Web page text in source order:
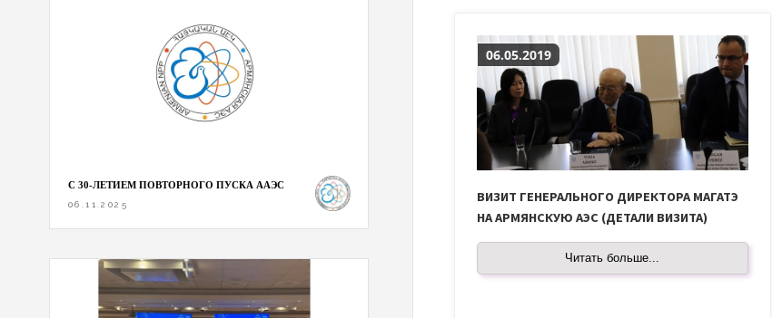
06.05.2019
ВИЗИТ ГЕНЕРАЛЬНОГО ДИРЕКТОРА МАГАТЭ
НА АРМЯНСКУЮ АЭС (ДЕТАЛИ ВИЗИТА)
Читать больше...
С 30-ЛЕТИЕМ ПОВТОРНОГО ПУСКА ААЭС
06.11.2025